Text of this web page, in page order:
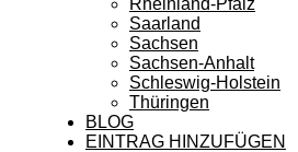
Rheinland-Pfalz
Saarland
Sachsen
Sachsen-Anhalt
Schleswig-Holstein
Thüringen
BLOG
EINTRAG HINZUFÜGEN